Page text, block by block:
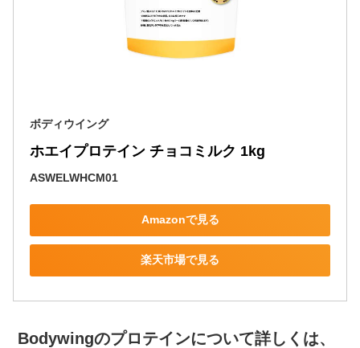
ボディウイング
ホエイプロテイン チョコミルク 1kg
ASWELWHCM01
Amazonで見る
楽天市場で見る
Bodywingのプロテインについて詳しくは、